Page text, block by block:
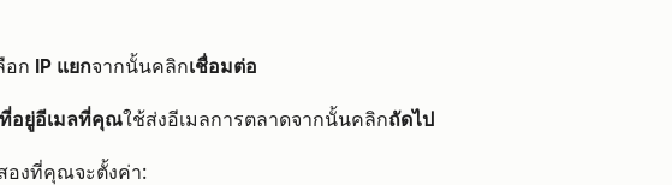
อก IP แยกจากนั้นคลิกเชื่อมต่อ
ที่อยู่อีเมลที่คุณใช้ส่งอีเมลการตลาดจากนั้นคลิกถัดไป
องที่คุณจะตั้งค่า: